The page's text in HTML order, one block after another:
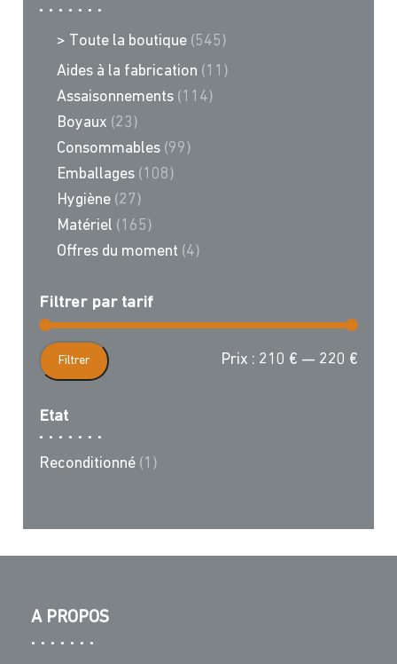
> Toute la boutique (545)
Aides à la fabrication (11)
Assaisonnements (114)
Boyaux (23)
Consommables (99)
Emballages (108)
Hygiène (27)
Matériel (165)
Offres du moment (4)
Filtrer par tarif
Filtrer Prix : 210 € — 220 €
Etat
Reconditionné (1)
A PROPOS